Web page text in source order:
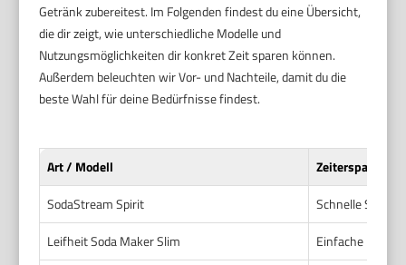
Getränk zubereitest. Im Folgenden findest du eine Übersicht,
die dir zeigt, wie unterschiedliche Modelle und
Nutzungsmöglichkeiten dir konkret Zeit sparen können.
Außerdem beleuchten wir Vor- und Nachteile, damit du die
beste Wahl für deine Bedürfnisse findest.
Art / Modell
Zeitersparnis
SodaStream Spirit
Schnelle
Leifheit Soda Maker Slim
Einfache